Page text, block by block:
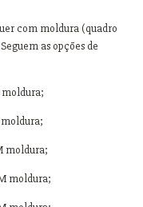
com moldura (quadro
as opções de
moldura;
moldura;
moldura;
moldura;